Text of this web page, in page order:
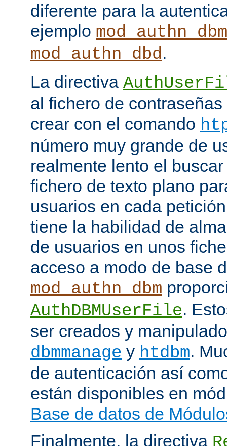
diferente para la
ejemplo mod_authn_dbm
mod_authn_dbd.
La directiva
al fichero de
crear con el comando
número muy grande de
realmente lento el
fichero de texto plano
usuarios en cada
tiene la habilidad de
de usuarios en unos
acceso a modo de base
mod_authn_dbm
AuthDBMUserFile.
ser creados y
dbmmanage y htdbm.
de autenticación así
están disponibles en
Base de datos de
Finalmente, la directiva